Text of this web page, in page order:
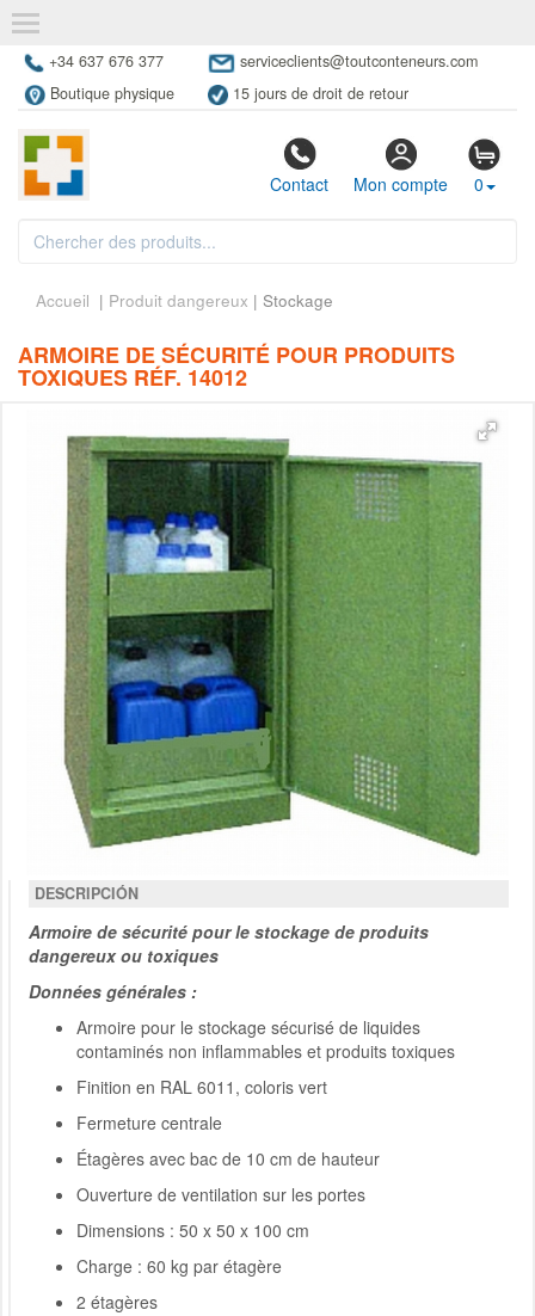
+34 637 676 377
serviceclients@toutconteneurs.com
Boutique physique
15 jours de droit de retour
Contact Mon compte 0
Accueil | Produit dangereux | Stockage
ARMOIRE DE SÉCURITÉ POUR PRODUITS
TOXIQUES RÉF. 14012
DESCRIPCIÓN
Armoire de sécurité pour le stockage de produits
dangereux ou toxiques
Données générales :
Armoire pour le stockage sécurisé de liquides
contaminés non inflammables et produits toxiques
Finition en RAL 6011, coloris vert
Fermeture centrale
Étagères avec bac de 10 cm de hauteur
Ouverture de ventilation sur les portes
Dimensions : 50 x 50 x 100 cm
Charge : 60 kg par étagère
2 étagères